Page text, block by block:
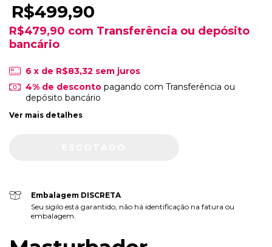
R$499,90
R$479,90 com Transferência ou depósito
bancário
6 x de R$83,32 sem juros
4% de descontopagando com Transferência ou
depósito bancário
Ver mais detalhes
Embalagem DISCRETA
Seu sigilo está garantido, não há identificação na fatura ou
embalagem.